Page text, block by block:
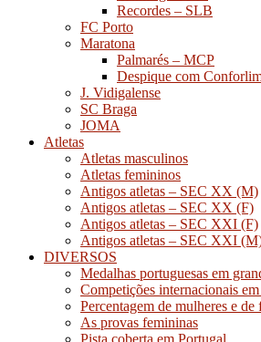
Recordes – SLB
FC Porto
Maratona
Palmarés – MCP
Despique com
J. Vidigalense
SC Braga
JOMA
Atletas
Atletas masculinos
Atletas femininos
Antigos atletas – SEC XX (M)
Antigos atletas – SEC XX (F)
Antigos atletas – SEC XXI (F)
Antigos atletas – SEC XXI
DIVERSOS
Medalhas portuguesas em
Competições internacionais
Percentagem de mulheres e de
As provas femininas
Pista coberta em Portugal